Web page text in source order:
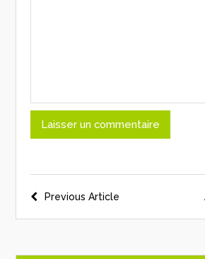
Previous Article